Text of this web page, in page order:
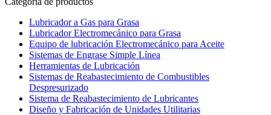
Lubricador a Gas para Grasa
Lubricador Electromecánico para Grasa
Equipo de lubricación Electromecánico para Aceite
Sistemas de Engrase Simple Línea
Herramientas de Lubricación
Sistemas de Reabastecimiento de Combustibles
Despresurizado
Sistema de Reabastecimiento de Lubricantes
Diseño y Fabricación de Unidades Utilitarias